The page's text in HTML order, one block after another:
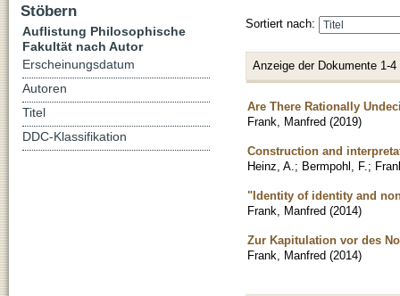
Sortiert nach:
Anzeige der Dokumente 1-4
Are There Rationally
Frank, Manfred (2019)
Construction and
Heinz, A. ; Bermpohl, F. ;
"Identity of identity and
Frank, Manfred (2014)
Zur Kapitulation vor des
Frank, Manfred (2014)
Stöbern
Auflistung Philosophische
Fakultät nach Autor
Erscheinungsdatum
Autoren
Titel
DDC-Klassifikation